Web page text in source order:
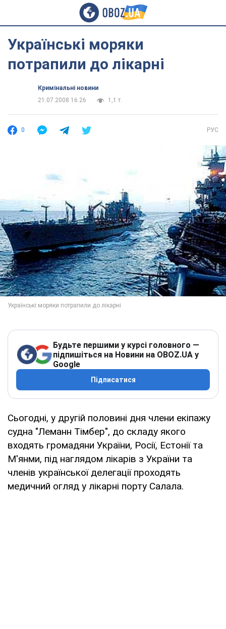
Українські моряки
потрапили до лікарні
Кримінальні новини
21.07.2008 16:26
1,1 т.
0 РУС
Будьте першими у курсі головного —
підпишіться на Новини на OBOZ.UA у
Google
Підписатися
Сьогодні, у другій половині дня члени екіпажу
судна "Леманн Тімбер", до складу якого
входять громадяни України, Росії, Естонії та
М'янми, під наглядом лікарів з України та
членів української делегації проходять
медичний огляд у лікарні порту Салала.